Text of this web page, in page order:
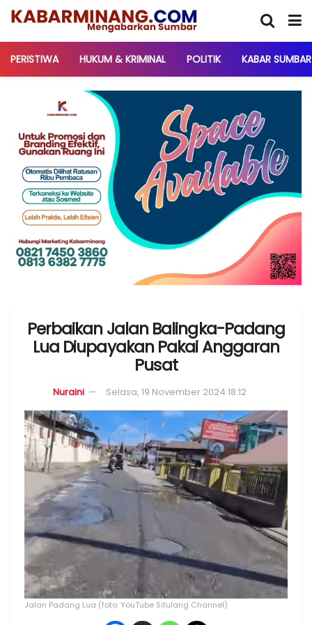
PERISTIWA HUKUM & KRIMINAL POLITIK KABAR SUMBAR
Perbaikan Jalan Balingka-Padang
Lua Diupayakan Pakai Anggaran
Pusat
Nuraini Selasa, 19 November 2024 18:12
Jalan Padang Lua (foto: YouTube Situlang Channel)